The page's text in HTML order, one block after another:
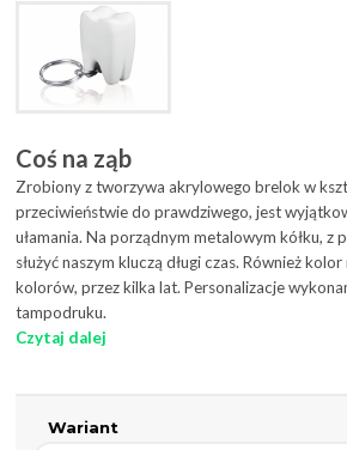
Coś na ząb
Zrobiony z tworzywa akrylowego brelok w
przeciwieństwie do prawdziwego, jest
ułamania. Na porządnym metalowym kółku, z
służyć naszym kluczą długi czas. Również
kolorów, przez kilka lat. Personalizacje
tampodruku.
Czytaj dalej
Wariant